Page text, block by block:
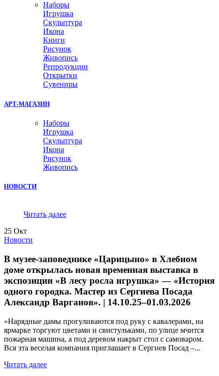
Наборы
Игрушка
Скульптура
Икона
Книги
Рисунок
Живопись
Репродукции
Открытки
Сувениры
АРТ-МАГАЗИН
Наборы
Игрушка
Скульптура
Икона
Рисунок
Живопись
НОВОСТИ
Читать далее
25 Окт
Новости
В музее-заповеднике «Царицыно» в Хлебном
доме открылась новая временная выставка в
экспозиции «В лесу росла игрушка» — «История
одного городка. Мастер из Сергиева Посада
Александр Варганов». | 14.10.25–01.03.2026
«Нарядные дамы прогуливаются под руку с кавалерами, на
ярмарке торгуют цветами и свистульками, по улице мчится
пожарная машина, а под деревом накрыт стол с самоваром.
Вся эта веселая компания приглашает в Сергиев Посад –...
Читать далее